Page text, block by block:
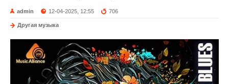
admin 12-04-2025, 12:55 706
Другая музыка